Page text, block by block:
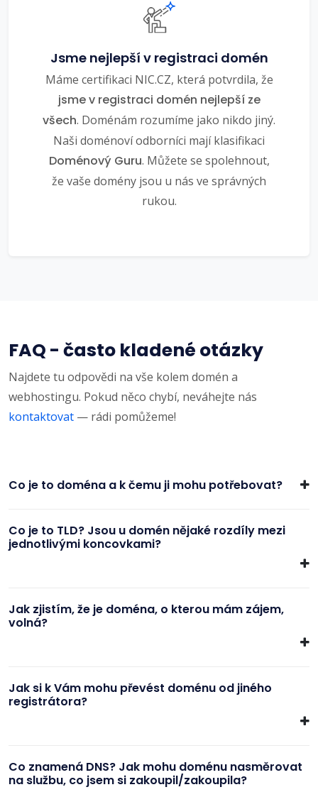
Jsme nejlepší v registraci domén
Máme certifikaci NIC.CZ, která potvrdila, že
jsme v registraci domén nejlepší ze
všech. Doménám rozumíme jako nikdo jiný.
Naši doménoví odborníci mají klasifikaci
Doménový Guru. Můžete se spolehnout,
že vaše domény jsou u nás ve správných
rukou.
FAQ - často kladené otázky
Najdete tu odpovědi na vše kolem domén a
webhostingu. Pokud něco chybí, neváhejte nás
kontaktovat — rádi pomůžeme!
Co je to doména a k čemu ji mohu potřebovat?
Co je to TLD? Jsou u domén nějaké rozdíly mezi
jednotlivými koncovkami?
Jak zjistím, že je doména, o kterou mám zájem,
volná?
Jak si k Vám mohu převést doménu od jiného
registrátora?
Co znamená DNS? Jak mohu doménu nasměrovat
na službu, co jsem si zakoupil/zakoupila?